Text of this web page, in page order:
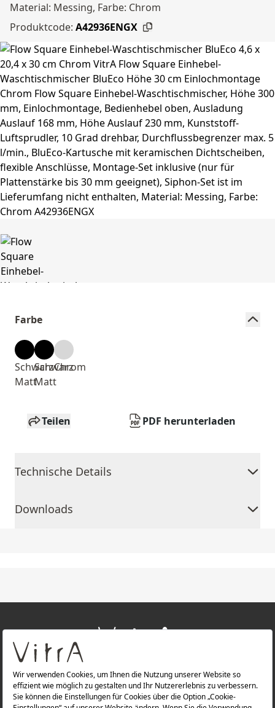
Material: Messing, Farbe: Chrom
Produktcode: A42936ENGX
Farbe
Schwarz
Matt
Schwarz
Matt
Chrom
Teilen PDF herunterladen
Technische Details
Downloads